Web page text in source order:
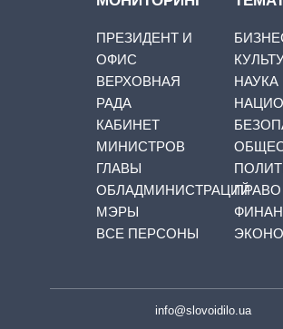
ПРЕЗИДЕНТ И
ОФИС
ВЕРХОВНАЯ
РАДА
КАБИНЕТ
МИНИСТРОВ
ГЛАВЫ
ОБЛАДМИНИСТРАЦИЙ
МЭРЫ
ВСЕ ПЕРСОНЫ
НАУКА
ПРАВО
info@slovoidilo.ua